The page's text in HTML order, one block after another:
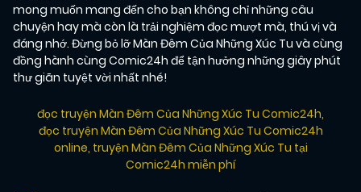
mong muốn mang đến cho bạn không chỉ những câu
chuyện hay mà còn là trải nghiệm đọc mượt mà, thú vị và
đáng nhớ. Đừng bỏ lỡ Màn Đêm Của Những Xúc Tu và cùng
đồng hành cùng Comic24h để tận hưởng những giây phút
thư giãn tuyệt vời nhất nhé!
đọc truyện Màn Đêm Của Những Xúc Tu Comic24h,
đọc truyện Màn Đêm Của Những Xúc Tu Comic24h
online, truyện Màn Đêm Của Những Xúc Tu tại
Comic24h miễn phí